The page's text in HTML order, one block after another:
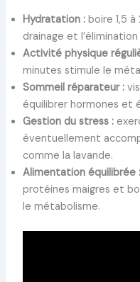
Hydratation :boire 1,5 à
drainage et
Activité physique
minutes stimule le
Sommeil réparateur :
équilibrer hormones et
Gestion du stress :
éventuellement
comme la lavande.
Alimentation équilibrée :
protéines maigres et
le métabolisme.